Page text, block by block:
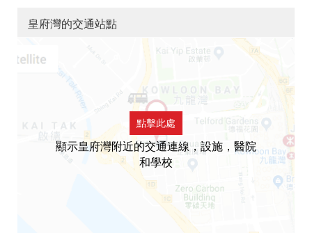
皇府灣的交通站點
點擊此處
顯示皇府灣附近的交通連線，設施，醫院
和學校